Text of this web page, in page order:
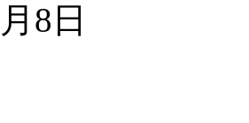
月 8 日